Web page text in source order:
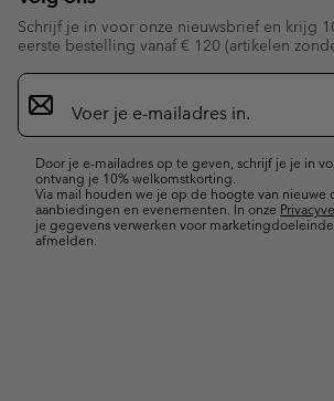
Schrijf je in voor onze nieuwsbrief en krijg
eerste bestelling vanaf € 120 (artikelen
Aanmelden
voor
e-
Door je e-mailadres op te geven, schrijf je je in
ontvang je 10% welkomstkorting.
Via mail houden we je op de hoogte van nieuwe
aanbiedingen en evenementen. In onze
je gegevens verwerken voor
afmelden.